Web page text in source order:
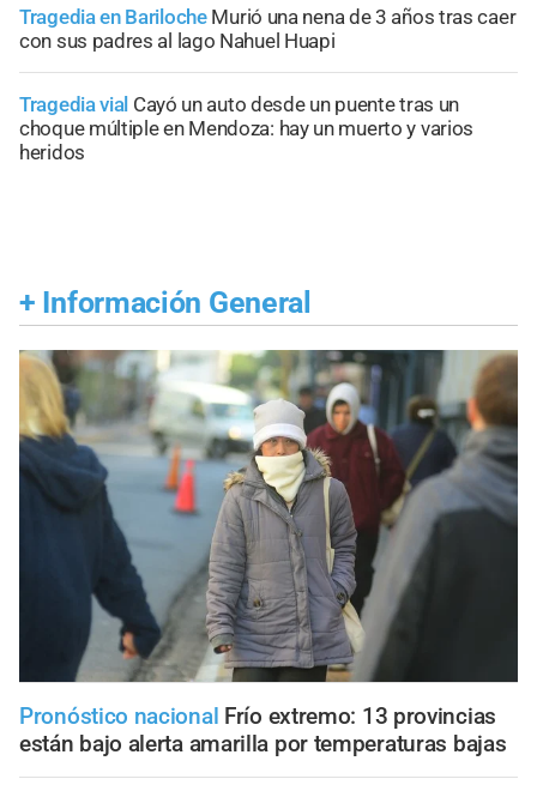
Tragedia en Bariloche Murió una nena de 3 años tras caer
con sus padres al lago Nahuel Huapi
Tragedia vial Cayó un auto desde un puente tras un
choque múltiple en Mendoza: hay un muerto y varios
heridos
+ Información General
Pronóstico nacional Frío extremo: 13 provincias
están bajo alerta amarilla por temperaturas bajas